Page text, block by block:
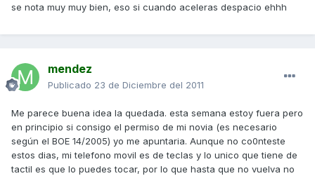
se nota muy muy bien, eso si cuando aceleras despacio ehhh
mendez
Publicado 23 de Diciembre del 2011
Me parece buena idea la quedada. esta semana estoy fuera pero
en principio si consigo el permiso de mi novia (es necesario
según el BOE 14/2005) yo me apuntaria. Aunque no co0nteste
estos dias, mi telefono movil es de teclas y lo unico que tiene de
tactil es que lo puedes tocar, por lo que hasta que no vuelva no